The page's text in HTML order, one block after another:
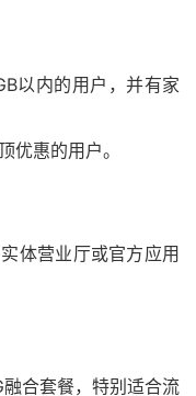
以内的用户，并有家
优惠的用户。
体营业厅或官方应用
合套餐，特别适合流